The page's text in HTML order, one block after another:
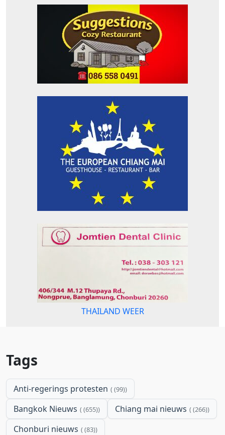
THAILAND WEER
Tags
Anti-regerings protesten (99)
Bangkok Nieuws (655) Chiang mai nieuws (266)
Chonburi nieuws (83)